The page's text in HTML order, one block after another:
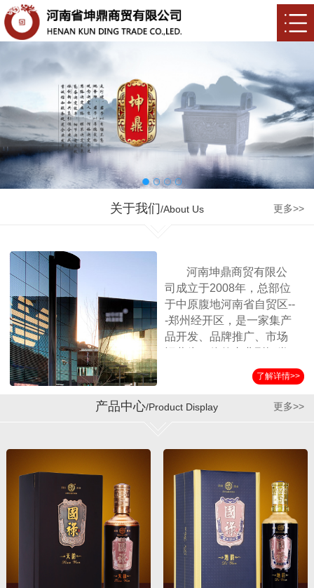
关于我们/About Us 更多>>
河南坤鼎商贸有限公
司成立于2008年，总部位
于中原腹地河南省自贸区--
-郑州经开区，是一家集产
品开发、品牌推广、市场
营销企业。公司始终坚持
以消费者诉求为导向，客
户满意为服务标准，秉承
的支持和公司员工的努力
公司自成立以来与贵州第
三大酱酒生产企业——贵
州省仁怀市茅台镇国宝酒
厂结为战略合作伙伴，经
过双方的共同努力，成功
推出并运作了国宝系列产
品，年销售额突破1亿余
了解详情>>
产品中心/Product Display 更多>>